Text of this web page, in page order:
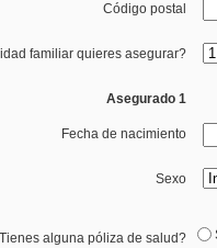
Código postal
familiar quieres asegurar?
Asegurado 1
Fecha de nacimiento
Sexo
alguna póliza de salud?